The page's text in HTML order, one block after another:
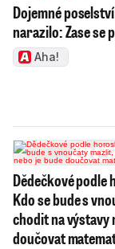
Dojemné
narazilo: Zase se
Aha!
Dědečkové
Kdo se bude s
chodit na výstavy
doučovat